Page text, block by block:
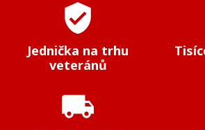
verified_user
Jednička na trhu
veteránů
local_shipping